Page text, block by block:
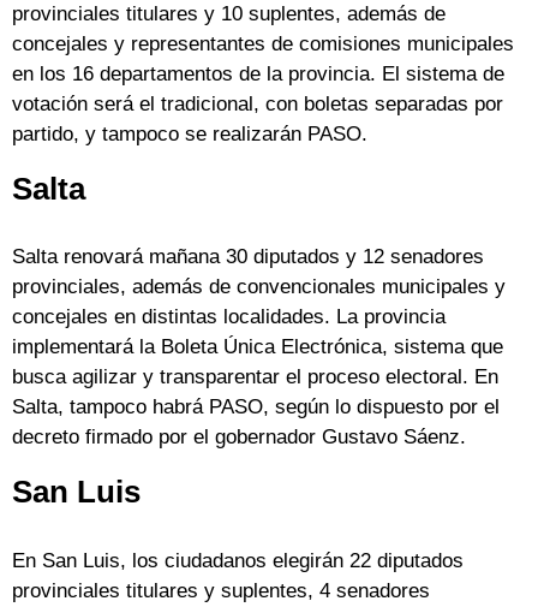
provinciales titulares y 10 suplentes, además de
concejales y representantes de comisiones municipales
en los 16 departamentos de la provincia. El sistema de
votación será el tradicional, con boletas separadas por
partido, y tampoco se realizarán PASO.
Salta
Salta renovará mañana 30 diputados y 12 senadores
provinciales, además de convencionales municipales y
concejales en distintas localidades. La provincia
implementará la Boleta Única Electrónica, sistema que
busca agilizar y transparentar el proceso electoral. En
Salta, tampoco habrá PASO, según lo dispuesto por el
decreto firmado por el gobernador Gustavo Sáenz.
San Luis
En San Luis, los ciudadanos elegirán 22 diputados
provinciales titulares y suplentes, 4 senadores